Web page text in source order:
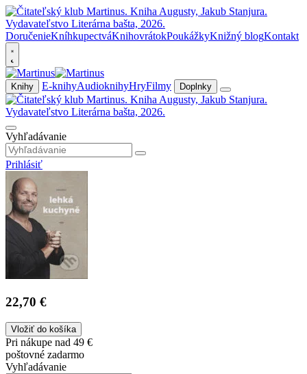
DoručenieKníhkupectváKnihovrátokPoukážkyKnižný blogKontakt
Knihy E-knihyAudioknihyHryFilmy Doplnky
Vyhľadávanie
Prihlásiť
22,70 €
Vložiť do košíka
Pri nákupe nad 49 €
poštovné zadarmo
Vyhľadávanie